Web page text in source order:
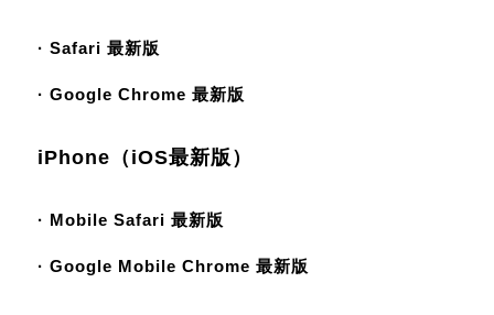
· Safari 最新版
· Google Chrome 最新版
iPhone（iOS最新版）
· Mobile Safari 最新版
· Google Mobile Chrome 最新版